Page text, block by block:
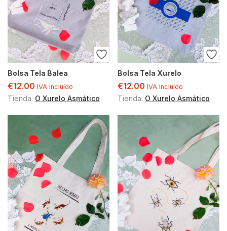
Bolsa Tela Balea
€12.00 IVA Incluído
Tienda: O Xurelo Asmático
Bolsa Tela Xurelo
€12.00 IVA Incluído
Tienda: O Xurelo Asmático